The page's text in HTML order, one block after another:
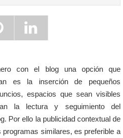
con el blog una opción que
es la inserción de pequeños
espacios que sean visibles
la lectura y seguimiento del
Por ello la publicidad contextual de
programas similares, es preferible a